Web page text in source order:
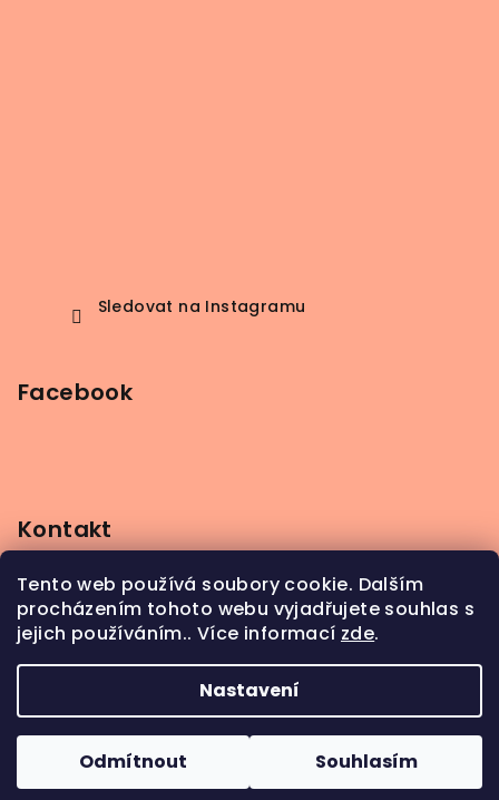
Tento web používá soubory cookie. Dalším
procházením tohoto webu vyjadřujete souhlas s
jejich používáním.. Více informací zde.
Nastavení
Odmítnout Souhlasím
Sledovat na Instagramu
Facebook
Kontakt
info@beerbutik.cz
+420 606 123 111
vyhrazena.
Vytvořil Shoptet